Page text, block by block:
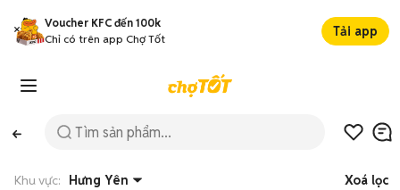
Voucher KFC đến 100k
Chỉ có trên app Chợ Tốt
Tải app
Khu vực: Hưng Yên Xoá lọc